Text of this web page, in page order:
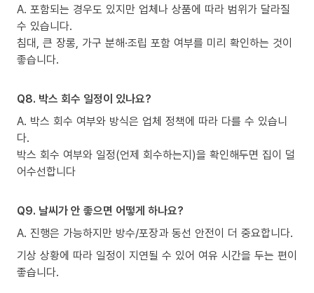
A. 포함되는 경우도 있지만 업체나 상품에 따라 범위가 달라질
수 있습니다.
침대, 큰 장롱, 가구 분해·조립 포함 여부를 미리 확인하는 것이
좋습니다.
Q8. 박스 회수 일정이 있나요?
A. 박스 회수 여부와 방식은 업체 정책에 따라 다를 수 있습니
다.
박스 회수 여부와 일정(언제 회수하는지)을 확인해두면 집이 덜
어수선합니다
Q9. 날씨가 안 좋으면 어떻게 하나요?
A. 진행은 가능하지만 방수/포장과 동선 안전이 더 중요합니다.
기상 상황에 따라 일정이 지연될 수 있어 여유 시간을 두는 편이
좋습니다.